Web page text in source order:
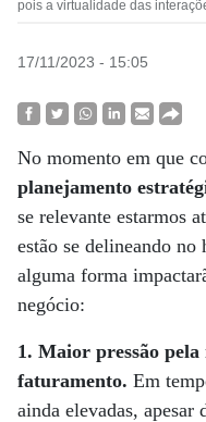
pois a virtualidade das
17/11/2023 - 15:05
No momento em que
planejamento
se relevante estarmos
estão se delineando
alguma forma
negócio:
1. Maior pressão
faturamento. Em
ainda elevadas, apesar